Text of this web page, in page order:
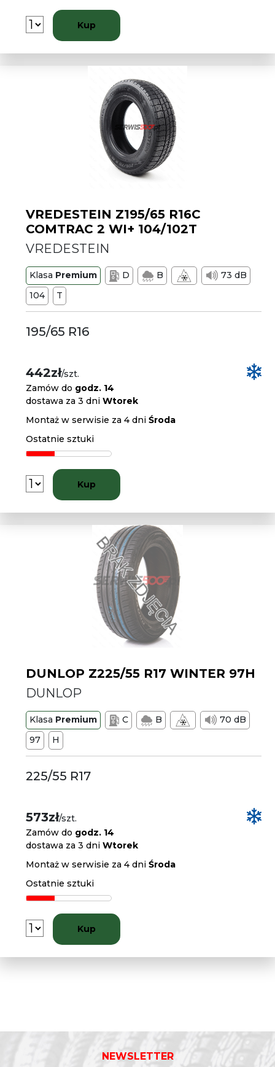
Kup
VREDESTEIN Z195/65 R16C
COMTRAC 2 WI+ 104/102T
VREDESTEIN
Klasa Premium D B
73 dB
104
T
195/65 R16
442zł/szt.
Zamów do godz. 14
dostawa za 3 dniWtorek
Montaż w serwisie za 4 dniŚroda
Ostatnie sztuki
Kup
DUNLOP Z225/55 R17 WINTER 97H
DUNLOP
Klasa Premium C B
70 dB
97
H
225/55 R17
573zł/szt.
Zamów do godz. 14
dostawa za 3 dniWtorek
Montaż w serwisie za 4 dniŚroda
Ostatnie sztuki
Kup
NEWSLETTER